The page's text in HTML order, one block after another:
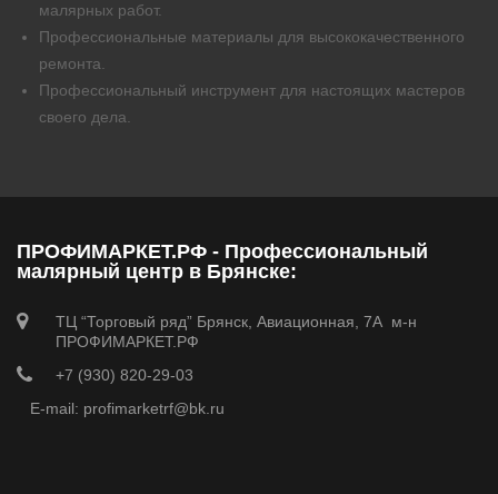
малярных работ.
Профессиональные материалы для высококачественного
ремонта.
Профессиональный инструмент для настоящих мастеров
своего дела.
ПРОФИМАРКЕТ.РФ - Профессиональный
малярный центр в Брянске:
ТЦ “Торговый ряд” Брянск, Авиационная, 7А м-н
ПРОФИМАРКЕТ.РФ
+7 (930) 820-29-03
E-mail: profimarketrf@bk.ru